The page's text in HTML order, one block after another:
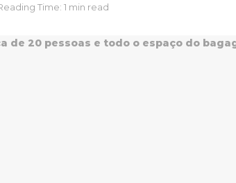
Time: 1 min read